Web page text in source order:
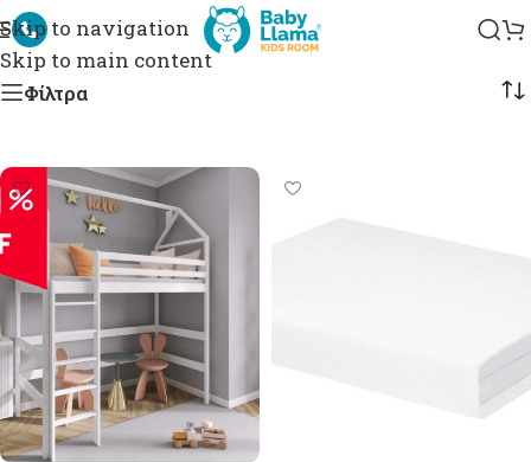
Skip to navigation
Skip to main content
Φίλτρα